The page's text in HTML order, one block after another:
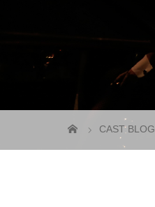
CAST BLOG